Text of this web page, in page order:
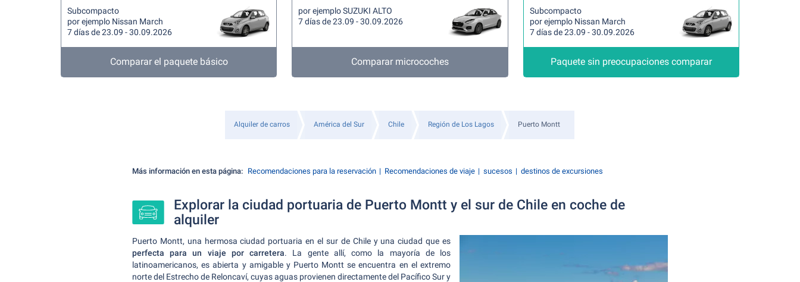
Subcompacto
por ejemplo Nissan March
7 días de 23.09 - 30.09.2026
Comparar el paquete básico
por ejemplo SUZUKI ALTO
7 días de 23.09 - 30.09.2026
Comparar microcoches
Subcompacto
por ejemplo Nissan March
7 días de 23.09 - 30.09.2026
Paquete sin preocupaciones comparar
Alquiler de carros América del Sur Chile Región de Los Lagos Puerto Montt
Más información en esta página: Recomendaciones para la reservación Recomendaciones de viaje sucesos destinos de excursiones
Explorar la ciudad portuaria de Puerto Montt y el sur de Chile en coche de
alquiler
Puerto Montt, una hermosa ciudad portuaria en el sur de Chile y una ciudad que es
perfecta para un viaje por carretera. La gente allí, como la mayoría de los
latinoamericanos, es abierta y amigable y Puerto Montt se encuentra en el extremo
norte del Estrecho de Reloncaví, cuyas aguas provienen directamente del Pacífico Sur y